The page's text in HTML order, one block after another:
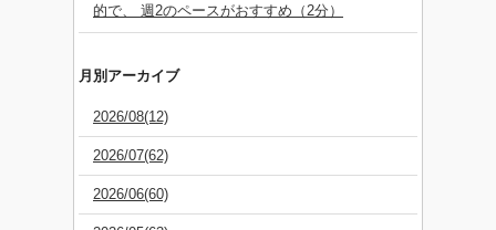
的で、 週2のペースがおすすめ（2分）
月別アーカイブ
2026/08(12)
2026/07(62)
2026/06(60)